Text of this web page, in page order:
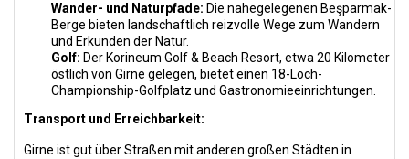
Wander- und Naturpfade: Die nahegelegenen Beşparmak-
Berge bieten landschaftlich reizvolle Wege zum Wandern
und Erkunden der Natur.
Golf: Der Korineum Golf & Beach Resort, etwa 20 Kilometer
östlich von Girne gelegen, bietet einen 18-Loch-
Championship-Golfplatz und Gastronomieeinrichtungen.
Transport und Erreichbarkeit:
Girne ist gut über Straßen mit anderen großen Städten in